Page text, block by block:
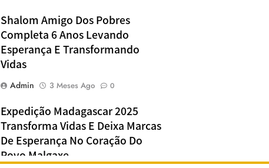
Shalom Amigo Dos Pobres
Completa 6 Anos Levando
Esperança E Transformando
Vidas
Admin 3 Meses Ago 0
Expedição Madagascar 2025
Transforma Vidas E Deixa Marcas
De Esperança No Coração Do
Povo Malgaxe